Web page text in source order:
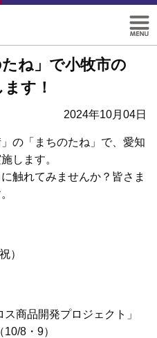
ね」で小牧市の
す！
2024年10月04日
の「まちのたね」で、愛知
します。
触れてみませんか？皆さま
）
商品開発プロジェクト」
8・9）